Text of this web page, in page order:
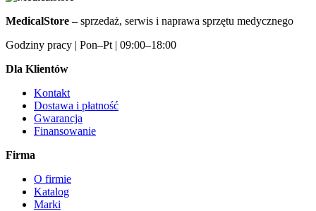
MedicalStore –sprzedaż, serwis i naprawa sprzętu medycznego
Godziny pracy | Pon–Pt | 09:00–18:00
Dla Klientów
Kontakt
Dostawa i płatność
Gwarancja
Finansowanie
Firma
O firmie
Katalog
Marki